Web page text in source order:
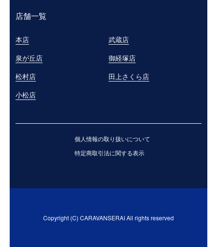
店舗一覧
本店
武蔵店
泉が丘店
御経塚店
松村店
田上さくら店
小松店
個人情報の取り扱いについて
特定商取引法に関する表示
Copyright (C) CARAVANSERAI All rights reserved